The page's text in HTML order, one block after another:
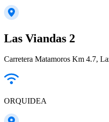
Las Viandas 2
Carretera Matamoros Km 4.7,
ORQUIDEA